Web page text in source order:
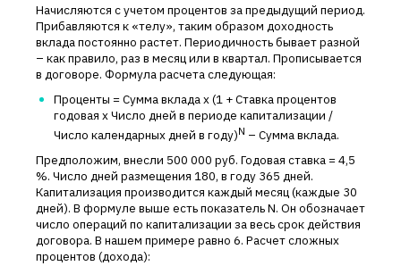
Начисляются с учетом процентов за предыдущий период.
Прибавляются к «телу», таким образом доходность
вклада постоянно растет. Периодичность бывает разной
– как правило, раз в месяц или в квартал. Прописывается
в договоре. Формула расчета следующая:
Проценты = Сумма вклада х (1 + Ставка процентов
годовая х Число дней в периоде капитализации /
Число календарных дней в году)N – Сумма вклада.
Предположим, внесли 500 000 руб. Годовая ставка = 4,5
%. Число дней размещения 180, в году 365 дней.
Капитализация производится каждый месяц (каждые 30
дней). В формуле выше есть показатель N. Он обозначает
число операций по капитализации за весь срок действия
договора. В нашем примере равно 6. Расчет сложных
процентов (дохода):